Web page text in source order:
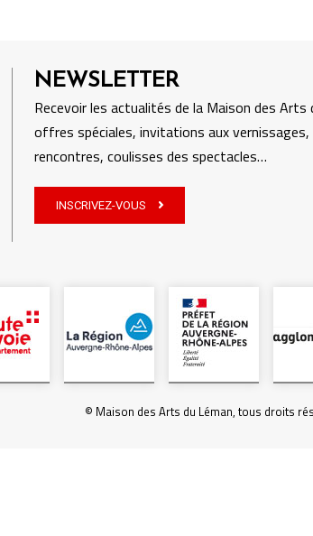
NEWSLETTER
Recevoir les actualités de la Maison des Arts
offres spéciales, invitations aux vernissages,
rencontres, coulisses des spectacles…
INSCRIVEZ-VOUS
© Maison des Arts du Léman, tous droits